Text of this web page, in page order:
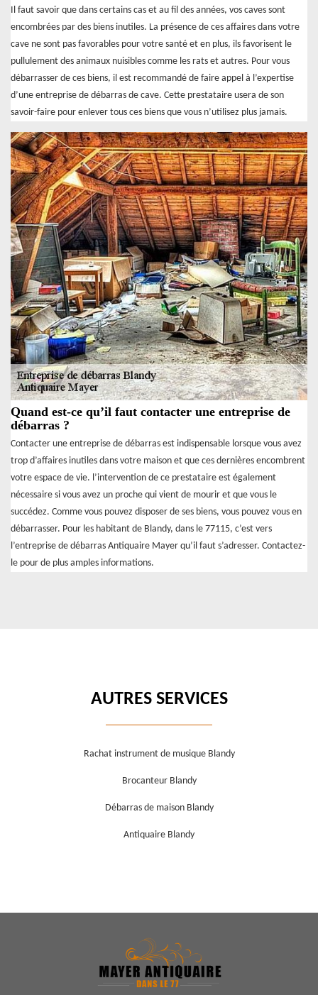
Il faut savoir que dans certains cas et au fil des années, vos caves sont
encombrées par des biens inutiles. La présence de ces affaires dans votre
cave ne sont pas favorables pour votre santé et en plus, ils favorisent le
pullulement des animaux nuisibles comme les rats et autres. Pour vous
débarrasser de ces biens, il est recommandé de faire appel à l’expertise
d’une entreprise de débarras de cave. Cette prestataire usera de son
savoir-faire pour enlever tous ces biens que vous n’utilisez plus jamais.
Quand est-ce qu’il faut contacter une entreprise de
débarras ?
Contacter une entreprise de débarras est indispensable lorsque vous avez
trop d’affaires inutiles dans votre maison et que ces dernières encombrent
votre espace de vie. l’intervention de ce prestataire est également
nécessaire si vous avez un proche qui vient de mourir et que vous le
succédez. Comme vous pouvez disposer de ses biens, vous pouvez vous en
débarrasser. Pour les habitant de Blandy, dans le 77115, c’est vers
l’entreprise de débarras Antiquaire Mayer qu’il faut s’adresser. Contactez-
le pour de plus amples informations.
AUTRES SERVICES
Rachat instrument de musique Blandy
Brocanteur Blandy
Débarras de maison Blandy
Antiquaire Blandy